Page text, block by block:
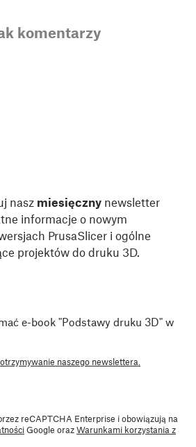
komentarzy
nasz miesięczny newsletter
informacje o nowym
PrusaSlicer i ogólne
projektów do druku 3D.
e-book "Podstawy druku 3D" w
otrzymywanie naszego newslettera.
reCAPTCHA Enterprise i obowiązują na
Google orazWarunkami korzystania z